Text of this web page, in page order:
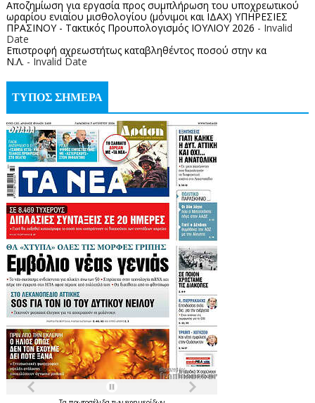
Αποζημίωση για εργασία προς συμπλήρωση του υποχρεωτικού
ωραρίου ενιαίου μισθολογίου (μόνιμοι και ΙΔΑΧ) ΥΠΗΡΕΣΙΕΣ
ΠΡΑΣΙΝΟΥ - Τακτικός Προυπολογισμός ΙΟΥΛΙΟΥ 2026 - Invalid
Date
Επιστροφή αχρεωστήτως καταβληθέντος ποσoύ στην κα
Ν.Λ. - Invalid Date
ΤΥΠΟΣ ΣΗΜΕΡΑ